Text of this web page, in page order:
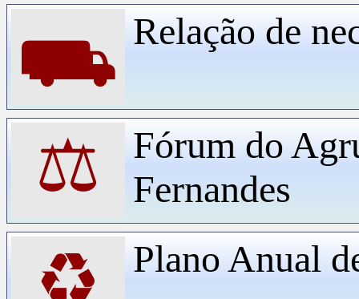
⛟ Relação de
⚖
Fórum do
Fernandes
♻ Plano Anual